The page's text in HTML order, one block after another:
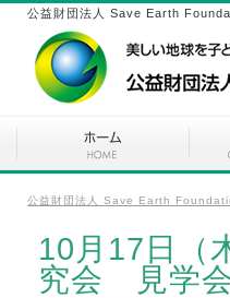
公益財団法人 Save Earth
公益財団法人 Save Earth
10月17日（
究会 見学